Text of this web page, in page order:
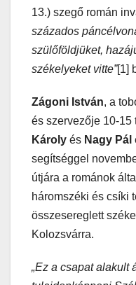
13.) szegő román
százados
szülőföldjüket,
székelyeket vitte”[1]
Zágoni István, a
és szervezője 10-15
Károly és Nagy Pál
segítséggel
útjára a románok
háromszéki és csíki
összesereglett
Kolozsvárra.
„Ez a csapat alakult